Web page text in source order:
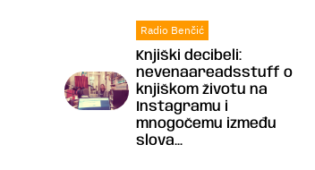
Radio Benčić
Knjiški decibeli:
nevenaareadsstuff o
knjiškom životu na
Instagramu i
mnogočemu između
slova...